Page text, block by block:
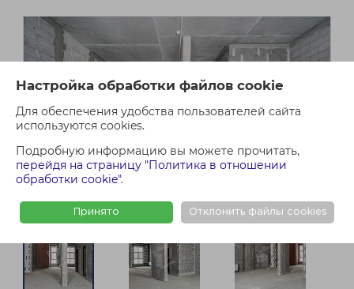
Настройка обработки файлов cookie
Для обеспечения удобства пользователей сайта
используются cookies.
Подробную информацию вы можете прочитать,
перейдя на страницу "Политика в отношении
обработки cookie".
Принято Отклонить файлы cookies